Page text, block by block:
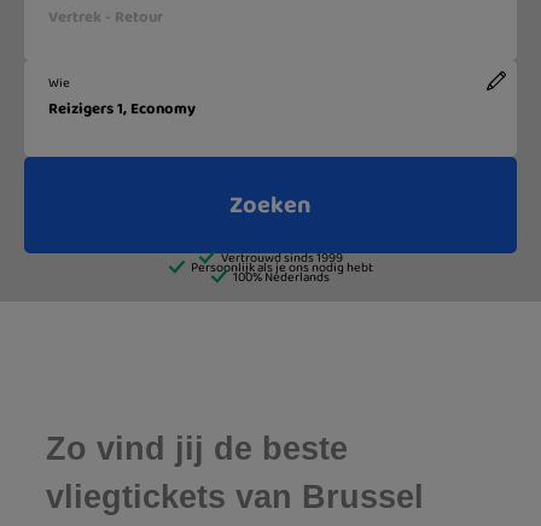
Zo vind jij de beste
vliegtickets van Brussel